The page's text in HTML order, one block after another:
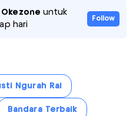
untuk
hari
Follow
Ngurah Rai
Bandara Terbaik